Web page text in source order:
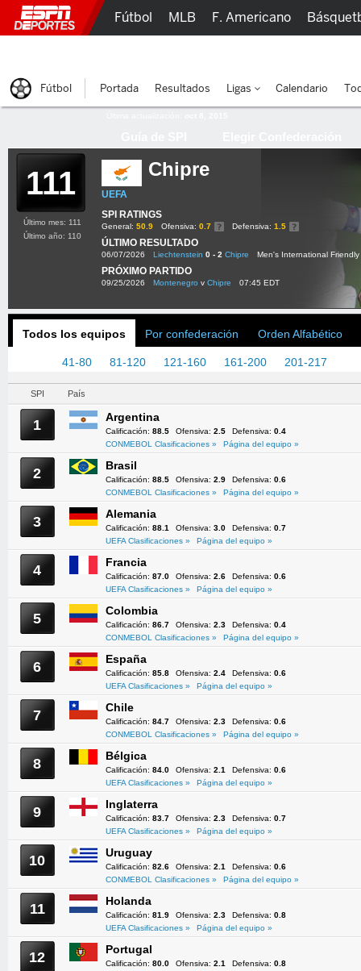
111 Chipre
UEFA
SPI RATINGS
General: 50.9 Ofensiva: 0.7 Defensiva: 1.5
ÚLTIMO RESULTADO
06/07/2026 Liechtenstein 0 - 2 Chipre Men's International Friendly
PRÓXIMO PARTIDO
09/25/2026 Montenegro v Chipre 07:45 EDT
Último mes: 111
Último año: 110
Todos los equipos Por confederación Orden Alfabético
41-80 81-120 121-160 161-200 201-217
SPI País
1 Argentina
Calificación: 88.5 Ofensiva: 2.5 Defensiva: 0.4
CONMEBOL Clasificaciones »
Página del equipo »
2 Brasil
Calificación: 88.5 Ofensiva: 2.9 Defensiva: 0.6
CONMEBOL Clasificaciones »
Página del equipo »
3 Alemania
Calificación: 88.1 Ofensiva: 3.0 Defensiva: 0.7
UEFA Clasificaciones »
Página del equipo »
4 Francia
Calificación: 87.0 Ofensiva: 2.6 Defensiva: 0.6
UEFA Clasificaciones »
Página del equipo »
5 Colombia
Calificación: 86.7 Ofensiva: 2.3 Defensiva: 0.4
CONMEBOL Clasificaciones »
Página del equipo »
6 España
Calificación: 85.8 Ofensiva: 2.4 Defensiva: 0.6
UEFA Clasificaciones »
Página del equipo »
7 Chile
Calificación: 84.7 Ofensiva: 2.3 Defensiva: 0.6
CONMEBOL Clasificaciones »
Página del equipo »
8 Bélgica
Calificación: 84.0 Ofensiva: 2.1 Defensiva: 0.6
UEFA Clasificaciones »
Página del equipo »
9 Inglaterra
Calificación: 83.7 Ofensiva: 2.3 Defensiva: 0.7
UEFA Clasificaciones »
Página del equipo »
10 Uruguay
Calificación: 82.6 Ofensiva: 2.1 Defensiva: 0.6
CONMEBOL Clasificaciones »
Página del equipo »
11 Holanda
Calificación: 81.9 Ofensiva: 2.3 Defensiva: 0.8
UEFA Clasificaciones »
Página del equipo »
12 Portugal
Calificación: 80.0 Ofensiva: 2.1 Defensiva: 0.8
Fútbol MLB F. Americano
Fútbol Portada Resultados Ligas Calendario